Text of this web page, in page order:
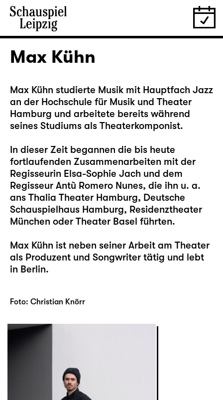
Max Kühn
Max Kühn studierte Musik mit Hauptfach Jazz
an der Hochschule für Musik und Theater
Hamburg und arbeitete bereits während
seines Studiums als Theaterkomponist.
In dieser Zeit begannen die bis heute
fortlaufenden Zusammenarbeiten mit der
Regisseurin Elsa-Sophie Jach und dem
Regisseur Antù Romero Nunes, die ihn u. a.
ans Thalia Theater Hamburg, Deutsche
Schauspielhaus Hamburg, Residenztheater
München oder Theater Basel führten.
Max Kühn ist neben seiner Arbeit am Theater
als Produzent und Songwriter tätig und lebt
in Berlin.
Foto: Christian Knörr